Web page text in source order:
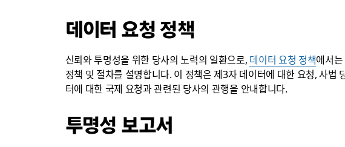
데이터 요청 정책
신뢰와 투명성을 위한 당사의 노력의 일환으로, 데이터 요청 정책에서
정책 및 절차를 설명합니다. 이 정책은 제3자 데이터에 대한 요청, 사법
터에 대한 국제 요청과 관련된 당사의 관행을 안내합니다.
투명성 보고서